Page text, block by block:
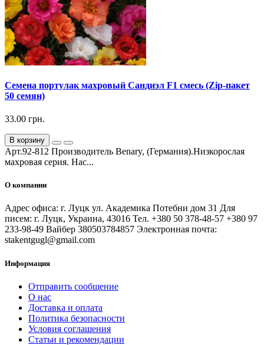
Семена портулак махровый Сандиэл F1 смесь (Zip-пакет
50 семян)
33.00 грн.
В корзину
Арт.92-812 Производитель Benary, (Германия).Низкорослая
махровая серия. Нас...
О компании
Адрес офиса: г. Луцк ул. Академика Потебни дом 31 Для
писем: г. Луцк, Украина, 43016 Тел. +380 50 378-48-57 +380 97
233-98-49 Вайбер 380503784857 Электронная почта:
stakentgugl@gmail.com
Информация
Отправить сообщение
О нас
Доставка и оплата
Политика безопасности
Условия соглашения
Статьи и рекомендации